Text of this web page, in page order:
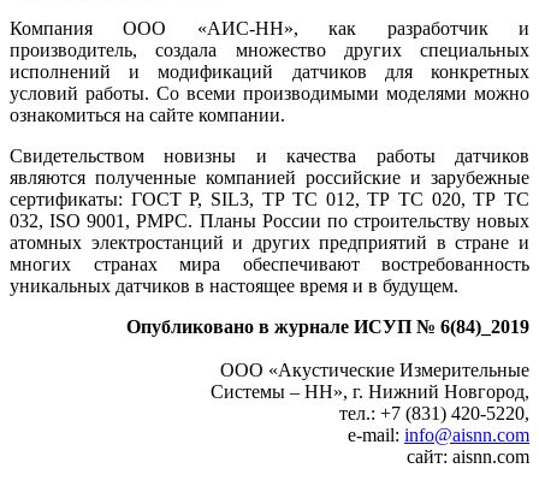
Компания ООО «АИС-НН», как разработчик и
производитель, создала множество других специальных
исполнений и модификаций датчиков для конкретных
условий работы. Со всеми производимыми моделями можно
ознакомиться на сайте компании.
Свидетельством новизны и качества работы датчиков
являются полученные компанией российские и зарубежные
сертификаты: ГОСТ Р, SIL3, ТР ТС 012, ТР ТС 020, ТР ТС
032, ISO 9001, РМРС. Планы России по строительству новых
атомных электростанций и других предприятий в стране и
многих странах мира обеспечивают востребованность
уникальных датчиков в настоящее время и в будущем.
Опубликовано в журнале ИСУП № 6(84)_2019
ООО «Акустические Измерительные
Системы – НН», г. Нижний Новгород,
тел.: +7 (831) 420-5220,
e-mail: info@aisnn.com
сайт: aisnn.com